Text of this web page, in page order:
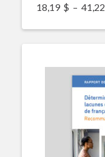
18,19 $ – 41,22